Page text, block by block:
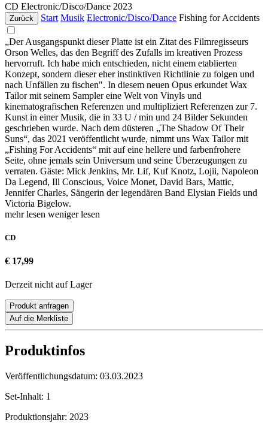
CD Electronic/Disco/Dance 2023
Zurück Start Musik Electronic/Disco/Dance Fishing for Accidents
„Der Ausgangspunkt dieser Platte ist ein Zitat des Filmregisseurs
Orson Welles, das den Begriff des Zufalls im kreativen Prozess
hervorruft. Ich habe mich entschieden, nicht einem etablierten
Konzept, sondern dieser eher instinktiven Richtlinie zu folgen und
nach Unfällen zu fischen". In diesem neuen Opus erkundet Wax
Tailor mit seinem Sampler eine Welt von Vinyls und
kinematografischen Referenzen und multipliziert Referenzen zur 7.
Kunst in einer Musik, die in 33 U / min und 24 Bilder Sekunden
geschrieben wurde. Nach dem düsteren „The Shadow Of Their
Suns“, das 2021 veröffentlicht wurde, nimmt uns Wax Tailor mit
„Fishing For Accidents“ mit auf eine hellere und farbenfrohere
Seite, ohne jemals sein Universum und seine Überzeugungen zu
verraten. Gäste: Mick Jenkins, Mr. Lif, Kuf Knotz, Lojii, Napoleon
Da Legend, Ill Conscious, Voice Monet, David Bars, Mattic,
Jennifer Charles, Sängerin der legendären Band Elysian Fields und
Victoria Bigelow.
mehr lesen weniger lesen
CD
€ 17,99
Derzeit nicht auf Lager
Produkt anfragen
Auf die Merkliste
Produktinfos
Veröffentlichungsdatum: 03.03.2023
Set-Inhalt: 1
Produktionsjahr: 2023